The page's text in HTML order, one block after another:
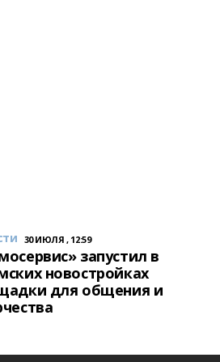
30 ИЮЛЯ , 12:59
запустил в
новостройках
для общения и